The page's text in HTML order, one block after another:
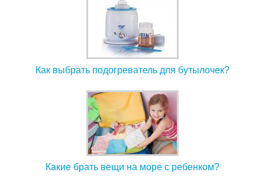
Как выбрать подогреватель для бутылочек?
Какие брать вещи на море с ребенком?